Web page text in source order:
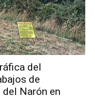
del
de
Narón en